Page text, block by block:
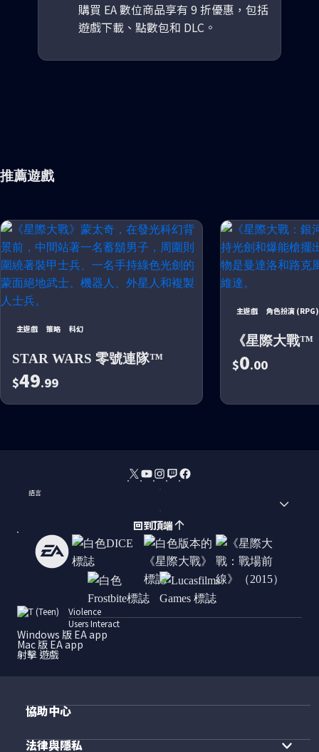
購買 EA 數位商品享有 9 折優惠，包括
遊戲下載、點數包和 DLC。
推薦遊戲
主遊戲 策略 科幻
STAR WARS 零號連隊™
$49.99
主遊戲 角色扮演 (RPG)
《星際大戰™
$0.00
語言
回到頂端
Violence
Users Interact
Windows 版 EA app
Mac 版 EA app
射擊 遊戲
協助中心
法律與隱私